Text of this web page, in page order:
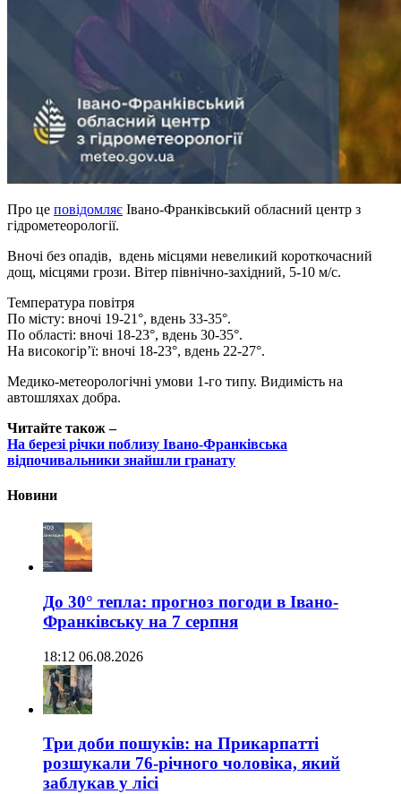
Про це повідомляє Івано-Франківський обласний центр з
гідрометеорології.
Вночі без опадів, вдень місцями невеликий короткочасний
дощ, місцями грози. Вітер північно-західний, 5-10 м/с.
Температура повітря
По місту: вночі 19-21°, вдень 33-35°.
По області: вночі 18-23°, вдень 30-35°.
На високогір’ї: вночі 18-23°, вдень 22-27°.
Медико-метеорологічні умови 1-го типу. Видимість на
автошляхах добра.
Читайте також –
На березі річки поблизу Івано-Франківська
відпочивальники знайшли гранату
Новини
До 30° тепла: прогноз погоди в Івано-
Франківську на 7 серпня
18:12 06.08.2026
Три доби пошуків: на Прикарпатті
розшукали 76-річного чоловіка, який
заблукав у лісі